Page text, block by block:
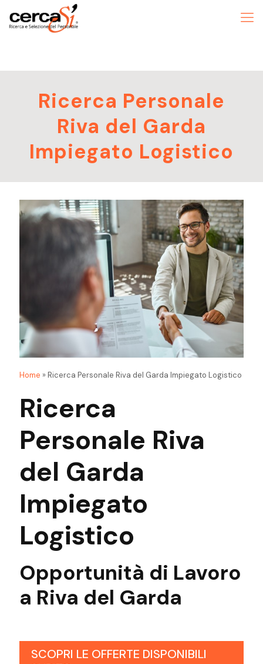
Ricerca Personale
Riva del Garda
Impiegato Logistico
Home »Ricerca Personale Riva del Garda Impiegato Logistico
Ricerca
Personale Riva
del Garda
Impiegato
Logistico
Opportunità di Lavoro
a Riva del Garda
SCOPRI LE OFFERTE DISPONIBILI